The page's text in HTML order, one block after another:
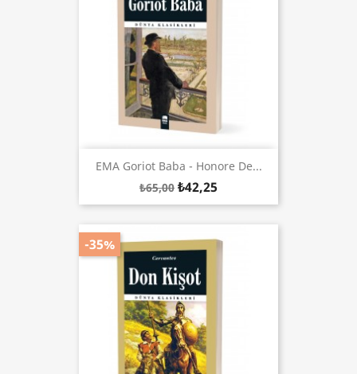
EMA Goriot Baba - Honore De...
₺65,00 ₺42,25
-35%